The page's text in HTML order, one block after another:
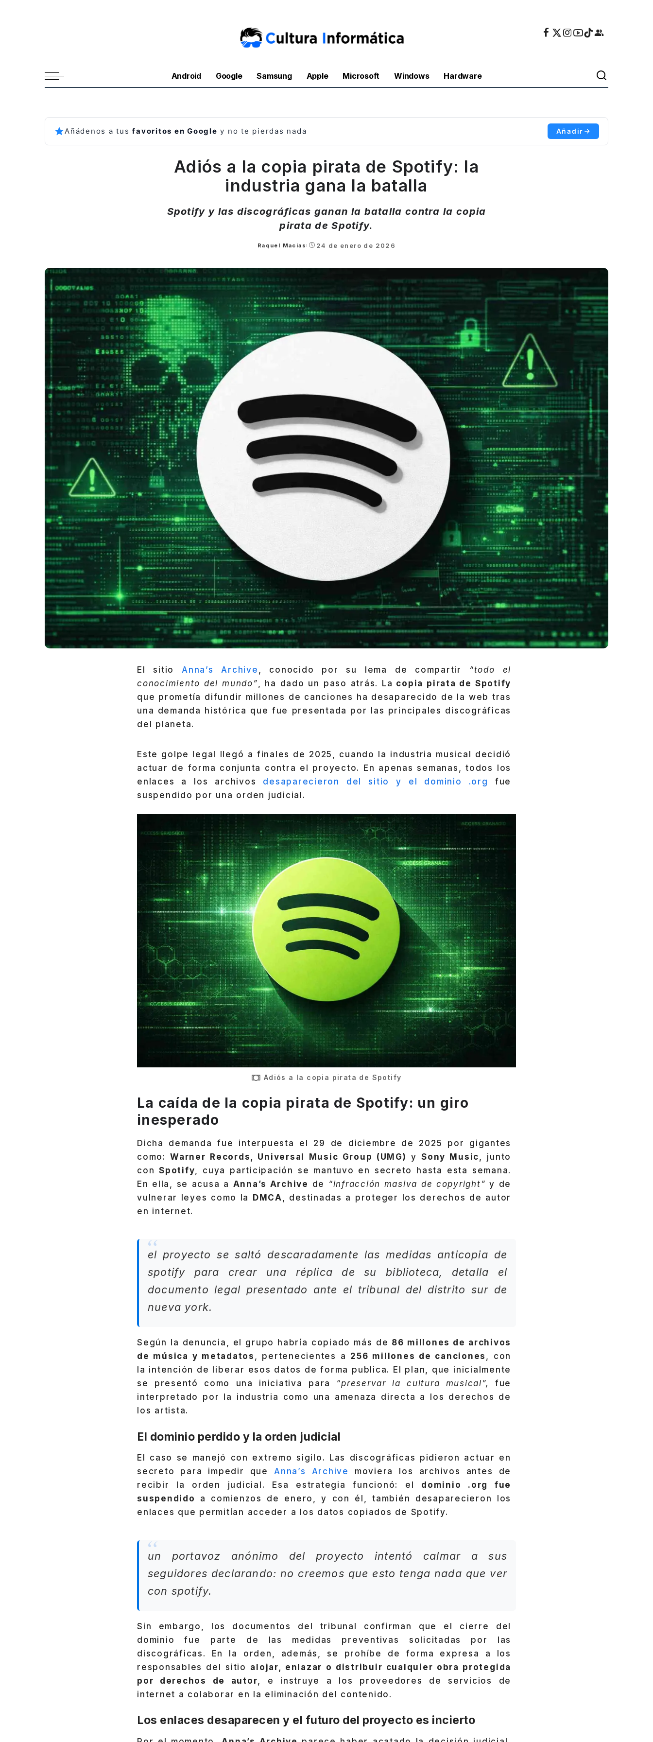
Android Google Samsung Apple Microsoft Windows Hardware
Añádenos a tusfavoritos en Google y no te pierdas nada Añadir
Adiós a la copia pirata de Spotify: la
industria gana la batalla
Spotify y las discográficas ganan la batalla contra la copia
pirata de Spotify.
Posted
Raquel Macias 24 de enero de 2026
El sitioAnna’s Archive , conocido por su lema de compartir
“todo el
conocimiento del mundo”, ha dado un paso atrás. La copia pirata de Spotify
que prometía difundir millones de canciones ha desaparecido de la web tras
una demanda histórica que fue presentada por las principales discográficas
del planeta.
Este golpe legal llegó a finales de 2025, cuando la industria musical decidió
actuar de forma conjunta contra el proyecto. En apenas semanas, todos los
enlaces a los archivos desaparecieron del sitio y el dominio .org
fue
suspendido por una orden judicial.
Adiós a la copia pirata de Spotify
La caída de la copia pirata de Spotify: un giro
inesperado
Dicha demanda fue interpuesta el 29 de diciembre de 2025 por gigantes
como:Warner Records, Universal Music Group (UMG) y Sony Music
, junto
conSpotify , cuya participación se mantuvo en secreto hasta esta semana.
En ella, se acusa a Anna’s Archive de “infracción masiva de copyright”y de
vulnerar leyes como la DMCA , destinadas a proteger los derechos de autor
en internet.
el proyecto se saltó descaradamente las medidas anticopia de
spotify para crear una réplica de su biblioteca, detalla el
documento legal presentado ante el tribunal del distrito sur de
nueva york.
Según la denuncia, el grupo habría copiado más de 86 millones de archivos
de música y metadatos , pertenecientes a 256 millones de canciones , con
la intención de liberar esos datos de forma publica. El plan, que inicialmente
se presentó como una iniciativa para “preservar la cultura musical”, fue
interpretado por la industria como una amenaza directa a los derechos de
los artista.
El dominio perdido y la orden judicial
El caso se manejó con extremo sigilo. Las discográficas pidieron actuar en
secreto para impedir queAnna’s Archive
moviera los archivos antes de
recibir la orden judicial. Esa estrategia funcionó: el dominio .org fue
suspendido
a comienzos de enero, y con él, también desaparecieron los
enlaces que permitían acceder a los datos copiados de Spotify.
un portavoz anónimo del proyecto intentó calmar a sus
seguidores declarando: no creemos que esto tenga nada que ver
con spotify.
Sin embargo, los documentos del tribunal confirman que el cierre del
dominio fue parte de las medidas preventivas solicitadas por las
discográficas. En la orden, además, se prohíbe de forma expresa a los
responsables del sitio alojar, enlazar o distribuir cualquier obra protegida
por derechos de autor , e instruye a los proveedores de servicios de
internet a colaborar en la eliminación del contenido.
Los enlaces desaparecen y el futuro del proyecto es incierto